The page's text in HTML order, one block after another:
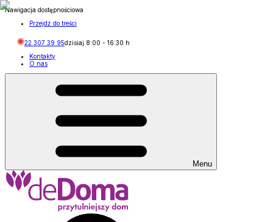
Nawigacja dostępnościowa
Przejdź do treści
22 307 39 95dzisiaj 8:00 - 16:30 h
Kontakty
O nas
Menu